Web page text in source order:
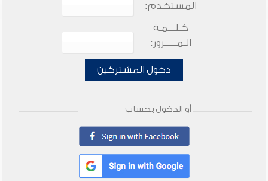
المستخدم:
كـلـــمـة
الـمـــــرور:
دخول المشتركين
أو الدخول بحساب